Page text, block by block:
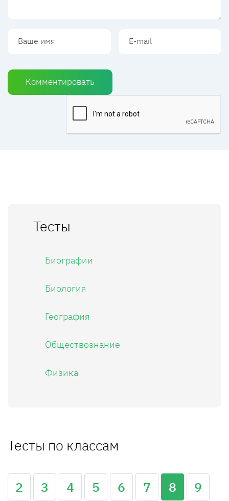
Комментировать
Тесты
Биографии
Биология
География
Обществознание
Физика
Тесты по классам
2 3 4 5 6 7 8
9